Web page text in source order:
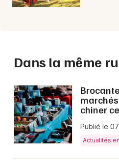
Dans la même
chiner
Publié le
Actualités